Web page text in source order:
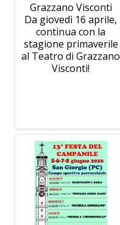
Grazzano Visconti
Da giovedì 16 aprile,
continua con la
stagione primaverile
al Teatro di Grazzano
Visconti!